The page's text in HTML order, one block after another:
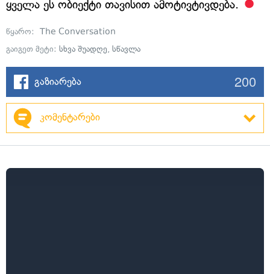
ყველა ეს ობიექტი თავისით ამოტივტივდება.
წყარო: The Conversation
გაიგეთ მეტი: სხვა შუადღე, სწავლა
გაზიარება 200
კომენტარები